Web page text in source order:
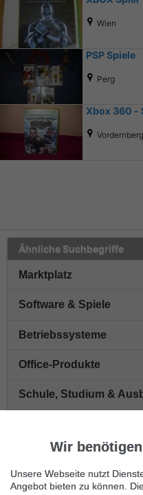
Wien
PSP Spiele
Perg
Xbox 360 -
Vordernberg
Ähnliche Suchbegriffe
Marktplatz
Software & Spiele
Betriebssysteme
Office-Produkte
Schule, Studium &
Steuer & Finanzen
Tools &
Wir
Unsere Webseite nutzt
Angebot bieten zu können.